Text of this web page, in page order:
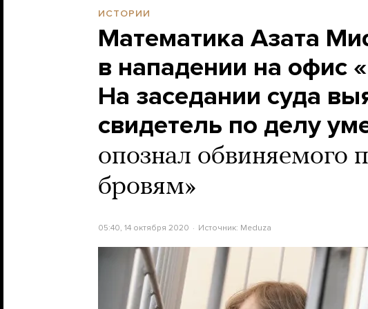
ИСТОРИИ
Математика Азата
в нападении на офис
На заседании суда
свидетель по делу
опознал обвиняемого
бровям»
05:40, 14 октября 2020 Источник: Meduza